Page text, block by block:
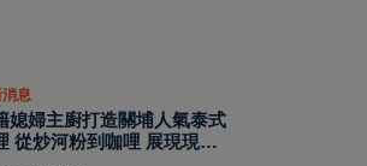
息
媳婦主廚打造關埔人氣泰式
從炒河粉到咖哩 展現現點